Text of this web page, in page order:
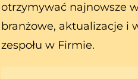
otrzymywać najnowsze
branżowe, aktualizacje i
zespołu w Firmie.